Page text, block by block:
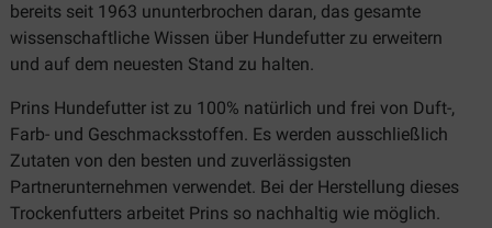
bereits seit 1963 ununterbrochen daran, das gesamte
wissenschaftliche Wissen über Hundefutter zu erweitern
und auf dem neuesten Stand zu halten.
Prins Hundefutter ist zu 100% natürlich und frei von Duft-,
Farb- und Geschmacksstoffen. Es werden ausschließlich
Zutaten von den besten und zuverlässigsten
Partnerunternehmen verwendet. Bei der Herstellung dieses
Trockenfutters arbeitet Prins so nachhaltig wie möglich.